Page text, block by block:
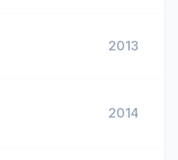
2013
2014